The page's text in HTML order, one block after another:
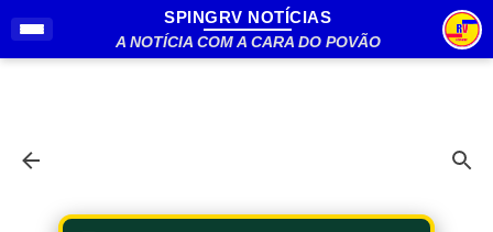
Pular para o conteúdo principal
SPINGRV NOTÍCIAS
A NOTÍCIA COM A CARA DO POVÃO